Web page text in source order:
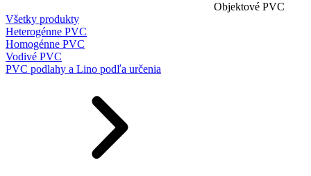
Objektové PVC
Všetky produkty
Heterogénne PVC
Homogénne PVC
Vodivé PVC
PVC podlahy a Lino podľa určenia